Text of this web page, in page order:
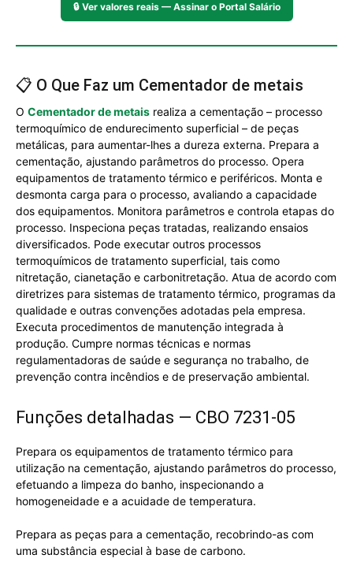
🔒 Ver valores reais — Assinar o Portal Salário
📋 O Que Faz um Cementador de metais
O Cementador de metais realiza a cementação – processo
termoquímico de endurecimento superficial – de peças
metálicas, para aumentar-lhes a dureza externa. Prepara a
cementação, ajustando parâmetros do processo. Opera
equipamentos de tratamento térmico e periféricos. Monta e
desmonta carga para o processo, avaliando a capacidade
dos equipamentos. Monitora parâmetros e controla etapas do
processo. Inspeciona peças tratadas, realizando ensaios
diversificados. Pode executar outros processos
termoquímicos de tratamento superficial, tais como
nitretação, cianetação e carbonitretação. Atua de acordo com
diretrizes para sistemas de tratamento térmico, programas da
qualidade e outras convenções adotadas pela empresa.
Executa procedimentos de manutenção integrada à
produção. Cumpre normas técnicas e normas
regulamentadoras de saúde e segurança no trabalho, de
prevenção contra incêndios e de preservação ambiental.
Funções detalhadas — CBO 7231-05
Prepara os equipamentos de tratamento térmico para
utilização na cementação, ajustando parâmetros do processo,
efetuando a limpeza do banho, inspecionando a
homogeneidade e a acuidade de temperatura.
Prepara as peças para a cementação, recobrindo-as com
uma substância especial à base de carbono.